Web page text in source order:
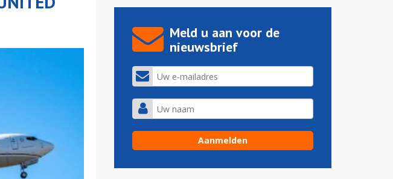
Meld u aan voor de
nieuwsbrief